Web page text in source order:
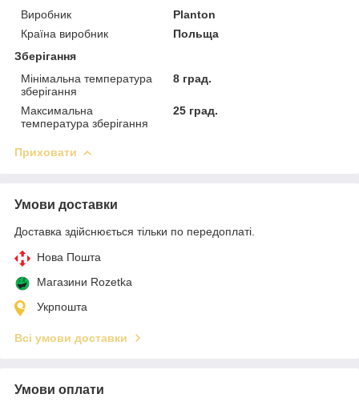
Виробник
Planton
Країна виробник
Польща
Зберігання
Мінімальна температура
зберігання
8 град.
Максимальна
температура зберігання
25 град.
Приховати
Умови доставки
Доставка здійснюється тільки по передоплаті.
Нова Пошта
Магазини Rozetka
Укрпошта
Всі умови доставки
Умови оплати